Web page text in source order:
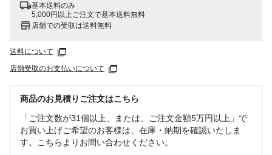
基本送料のみ
5,000円以上ご注文で基本送料無料
店舗での受取は送料無料
送料について
店舗受取のお支払いについて
商品のお見積りご注文はこちら
「ご注文数が31個以上、または、ご注文金額5万円以上」で
お買い上げご希望のお客様は、在庫・納期を確認いたしま
す。こちらよりお問い合わせください。